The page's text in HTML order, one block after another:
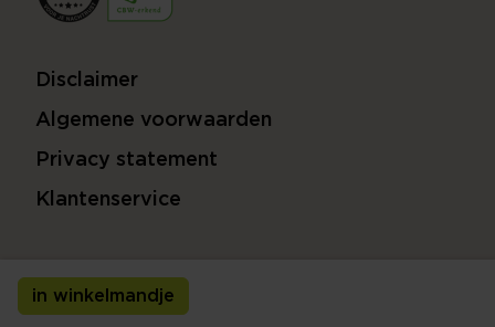
in winkelmandje
Disclaimer
Algemene voorwaarden
Privacy statement
Klantenservice